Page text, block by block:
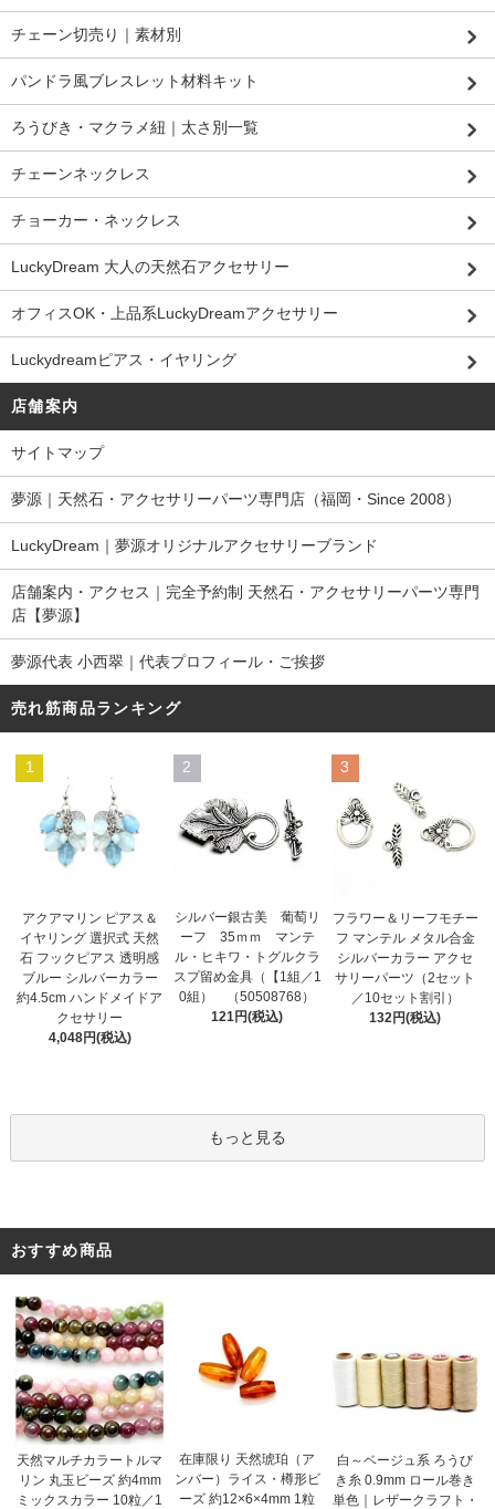
チェーン切売り｜素材別
パンドラ風ブレスレット材料キット
ろうびき・マクラメ紐｜太さ別一覧
チェーンネックレス
チョーカー・ネックレス
LuckyDream 大人の天然石アクセサリー
オフィスOK・上品系LuckyDreamアクセサリー
Luckydreamピアス・イヤリング
店舗案内
サイトマップ
夢源｜天然石・アクセサリーパーツ専門店（福岡・Since 2008）
LuckyDream｜夢源オリジナルアクセサリーブランド
店舗案内・アクセス｜完全予約制 天然石・アクセサリーパーツ専門
店【夢源】
夢源代表 小西翠｜代表プロフィール・ご挨拶
売れ筋商品ランキング
1
アクアマリン ピアス＆
イヤリング 選択式 天然
石 フックピアス 透明感
ブルー シルバーカラー
約4.5cm ハンドメイドア
クセサリー
4,048円(税込)
2
シルバー銀古美 葡萄リ
ーフ 35ｍｍ マンテ
ル・ヒキワ・トグルクラ
スプ留め金具（【1組／1
0組） （50508768）
121円(税込)
3
フラワー＆リーフモチー
フ マンテル メタル合金
シルバーカラー アクセ
サリーパーツ（2セット
／10セット割引）
132円(税込)
もっと見る
おすすめ商品
天然マルチカラートルマ
リン 丸玉ビーズ 約4mm
ミックスカラー 10粒／1
在庫限り 天然琥珀（ア
ンバー）ライス・樽形ビ
ーズ 約12×6×4mm 1粒
白～ベージュ系 ろうび
き糸 0.9mm ロール巻き
単色｜レザークラフト・